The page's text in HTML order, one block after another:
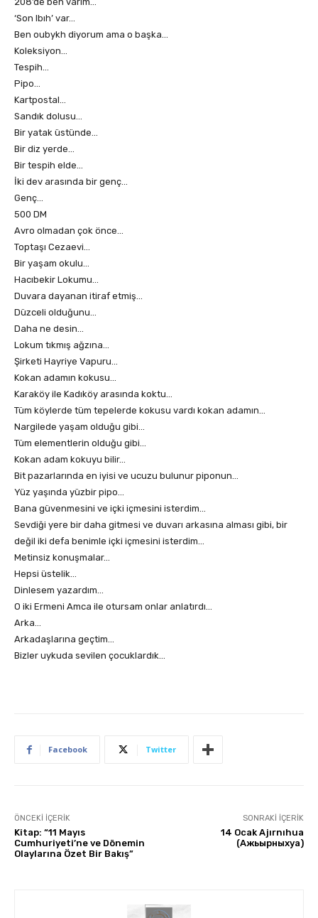
‘Son Ibıh’ var…
Ben oubykh diyorum ama o başka…
Koleksiyon…
Tespih…
Pipo…
Kartpostal…
Sandık dolusu…
Bir yatak üstünde…
Bir diz yerde…
Bir tespih elde…
İki dev arasında bir genç…
Genç…
500 DM
Avro olmadan çok önce…
Toptaşı Cezaevi…
Bir yaşam okulu…
Hacıbekir Lokumu…
Duvara dayanan itiraf etmiş…
Düzceli olduğunu…
Daha ne desin…
Lokum tıkmış ağzına…
Şirketi Hayriye Vapuru…
Kokan adamın kokusu…
Karaköy ile Kadıköy arasında koktu…
Tüm köylerde tüm tepelerde kokusu vardı kokan adamın…
Nargilede yaşam olduğu gibi…
Tüm elementlerin olduğu gibi…
Kokan adam kokuyu bilir…
Bit pazarlarında en iyisi ve ucuzu bulunur piponun…
Yüz yaşında yüzbir pipo…
Bana güvenmesini ve içki içmesini isterdim…
Sevdiği yere bir daha gitmesi ve duvarı arkasına alması gibi, bir
değil iki defa benimle içki içmesini isterdim…
Metinsiz konuşmalar…
Hepsi üstelik…
Dinlesem yazardım…
O iki Ermeni Amca ile otursam onlar anlatırdı…
Arka…
Arkadaşlarına geçtim…
Bizler uykuda sevilen çocuklardık…
Facebook Twitter
ÖNCEKI İÇERIK
Kitap: “11 Mayıs
Cumhuriyeti’ne ve Dönemin
Olaylarına Özet Bir Bakış”
SONRAKI İÇERIK
14 Ocak Ajırnıhua
(Ажьырныхуа)